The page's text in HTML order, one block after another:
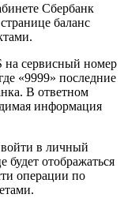
Сбербанк
баланс
на сервисный номер
«9999» последние
В ответном
информация
в личный
будет отображаться
операции по